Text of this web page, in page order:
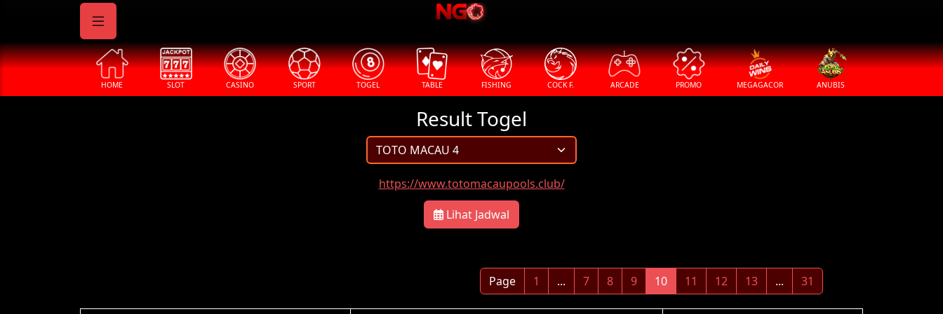
HOME SLOT CASINO SPORT TOGEL TABLE FISHING COCK F. ARCADE PROMO MEGAGACOR ANUBIS
Result Togel
https://www.totomacaupools.club/
Lihat Jadwal
Page 1 ... 7 8 9 10 11 12 13 ... 31